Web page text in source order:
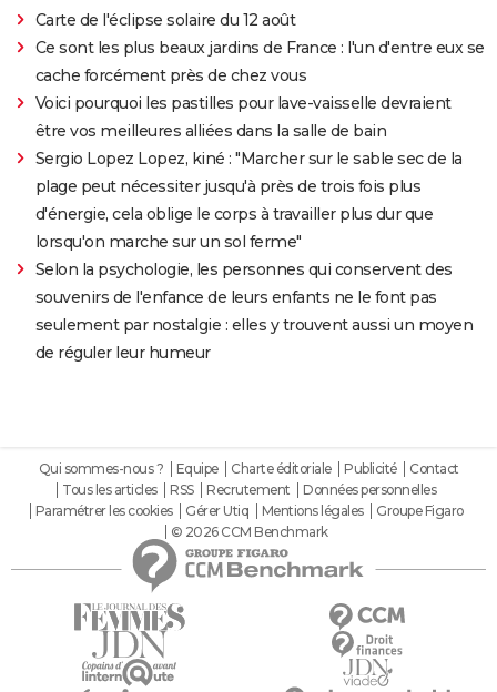
Carte de l'éclipse solaire du 12 août
Ce sont les plus beaux jardins de France : l'un d'entre eux se
cache forcément près de chez vous
Voici pourquoi les pastilles pour lave-vaisselle devraient
être vos meilleures alliées dans la salle de bain
Sergio Lopez Lopez, kiné : "Marcher sur le sable sec de la
plage peut nécessiter jusqu'à près de trois fois plus
d'énergie, cela oblige le corps à travailler plus dur que
lorsqu'on marche sur un sol ferme"
Selon la psychologie, les personnes qui conservent des
souvenirs de l'enfance de leurs enfants ne le font pas
seulement par nostalgie : elles y trouvent aussi un moyen
de réguler leur humeur
Qui sommes-nous ? Equipe Charte éditoriale Publicité
Contact
Tous les articles
RSS Recrutement
Données personnelles
Paramétrer les cookies
Gérer Utiq Mentions légales
Groupe Figaro
© 2026 CCM Benchmark